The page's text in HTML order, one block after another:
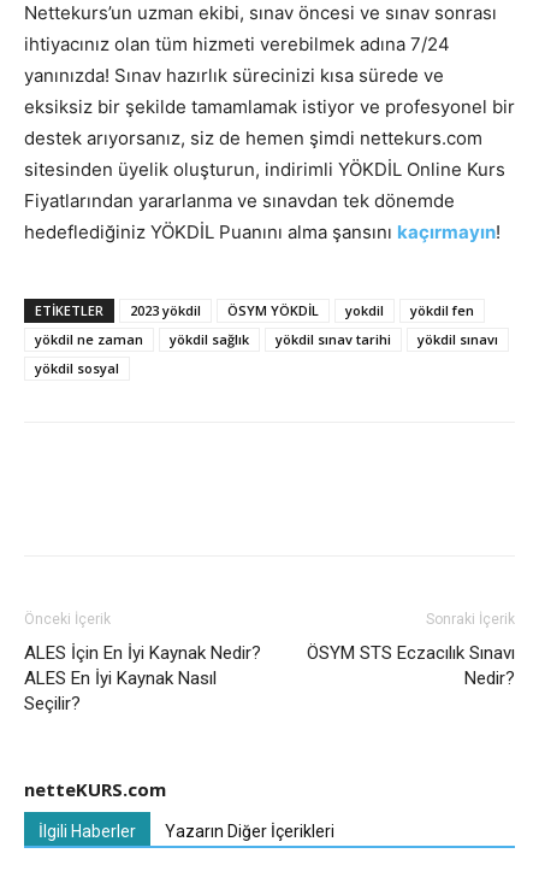
Nettekurs’un uzman ekibi, sınav öncesi ve sınav sonrası
ihtiyacınız olan tüm hizmeti verebilmek adına 7/24
yanınızda! Sınav hazırlık sürecinizi kısa sürede ve
eksiksiz bir şekilde tamamlamak istiyor ve profesyonel bir
destek arıyorsanız, siz de hemen şimdi nettekurs.com
sitesinden üyelik oluşturun, indirimli YÖKDİL Online Kurs
Fiyatlarından yararlanma ve sınavdan tek dönemde
hedeflediğiniz YÖKDİL Puanını alma şansını kaçırmayın!
ETIKETLER 2023 yökdil ÖSYM YÖKDİL yokdil
yökdil fen
yökdil ne zaman
yökdil sağlık yökdil sınav tarihi
yökdil sınavı
yökdil sosyal
Önceki İçerik
ALES İçin En İyi Kaynak Nedir?
ALES En İyi Kaynak Nasıl
Seçilir?
Sonraki İçerik
ÖSYM STS Eczacılık Sınavı
Nedir?
netteKURS.com
İlgili Haberler Yazarın Diğer İçerikleri